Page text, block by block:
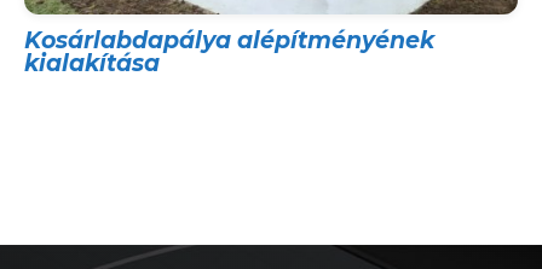
Kosárlabdapálya alépítményének
kialakítása